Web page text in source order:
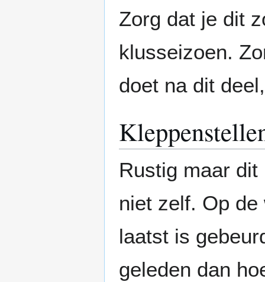
Zorg dat je dit
klusseizoen.
doet na dit
Rustig maar
niet zelf. Op
laatst is
geleden dan